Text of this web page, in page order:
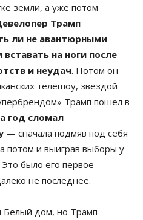
земли, а уже потом
Трамп
ли не авантюрными
на ноги после
и неудач. Потом он
телешоу, звездой
Трамп пошел в
год сломал
— сначала подмяв под себя
потом и выиграв выборы у
было его первое
не последнее.
Белый дом, но Трамп